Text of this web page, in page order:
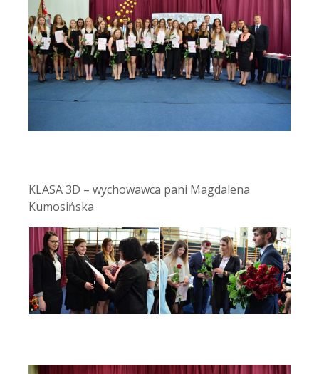
KLASA 3D – wychowawca pani Magdalena
Kumosińska